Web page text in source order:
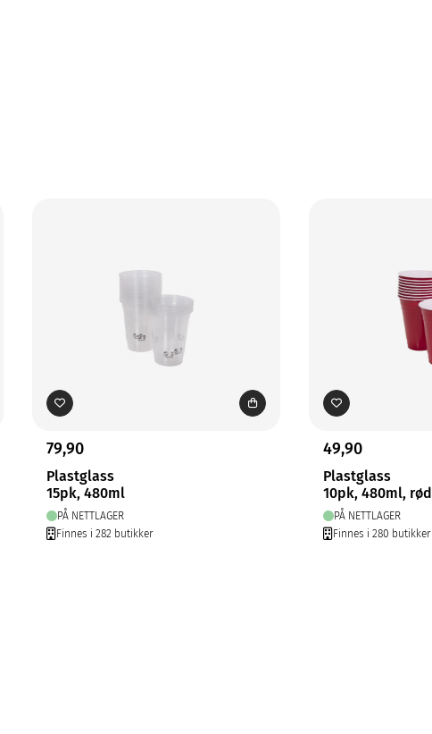
79,90
Plastglass
15pk, 480ml
PÅ NETTLAGER
Finnes i 282 butikker
49,90
Plastglass
10pk, 480ml, rød
PÅ NETTLAGER
Finnes i 280 butikker